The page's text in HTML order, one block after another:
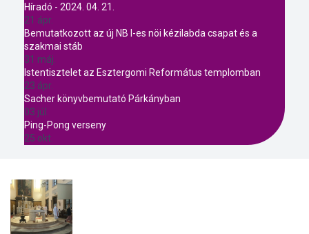
Híradó - 2024. 04. 21.
21 ápr.
Bemutatkozott az új NB I-es nöi kézilabda csapat és a
szakmai stáb
31 máj.
Istentisztelet az Esztergomi Református templomban
23 ápr.
Sacher könyvbemutató Párkányban
03 júl.
Ping-Pong verseny
25 okt.